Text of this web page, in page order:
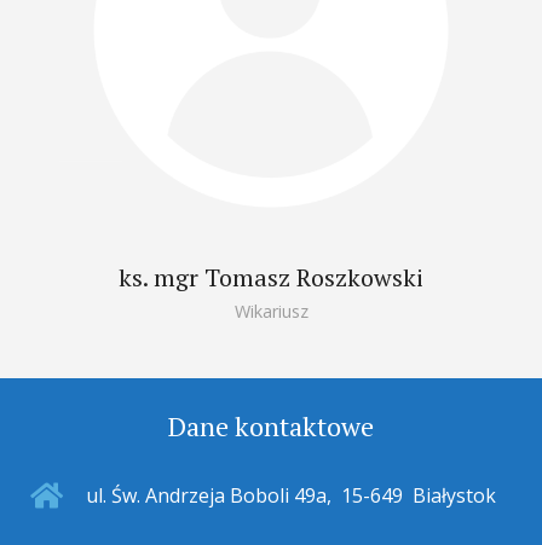
ks. mgr Tomasz Roszkowski
Wikariusz
Dane kontaktowe
ul. Św. Andrzeja Boboli 49a, 15-649 Białystok